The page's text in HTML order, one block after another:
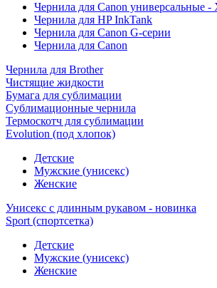
Чернила для Canon универсальные
Чернила для HP InkTank
Чернила для Canon G-серии
Чернила для Canon
Чернила для Brother
Чистящие жидкости
Бумага для сублимации
Сублимационные чернила
Термоскотч для сублимации
Evolution (под хлопок)
Детские
Мужские (унисекс)
Женские
Унисекс с длинным рукавом - новинка
Sport (спортсетка)
Детские
Мужские (унисекс)
Женские